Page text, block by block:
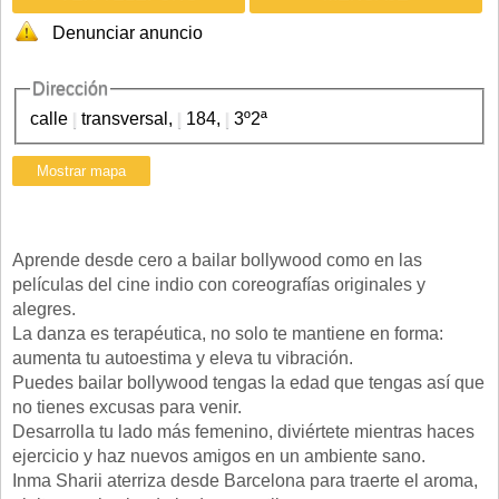
Denunciar anuncio
Dirección
calle | transversal, | 184, | 3º2ª
Aprende desde cero a bailar bollywood como en las
películas del cine indio con coreografías originales y
alegres.
La danza es terapéutica, no solo te mantiene en forma:
aumenta tu autoestima y eleva tu vibración.
Puedes bailar bollywood tengas la edad que tengas así que
no tienes excusas para venir.
Desarrolla tu lado más femenino, diviértete mientras haces
ejercicio y haz nuevos amigos en un ambiente sano.
Inma Sharii aterriza desde Barcelona para traerte el aroma,